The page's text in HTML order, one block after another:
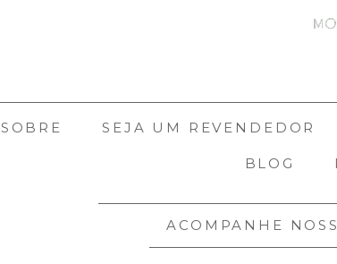
SOBRE SEJA UM REVENDEDOR
BLOG
ACOMPANHE